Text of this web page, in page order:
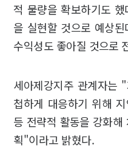
적 물량을 확보하기도
을 실현할 것으로 예상
수익성도 좋아질 것으로
세아제강지주 관계자는
첩하게 대응하기 위해
등 전략적 활동을 강화
획"이라고 밝혔다.